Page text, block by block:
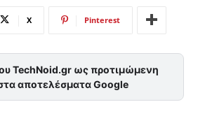
X Pinterest
TechNoid.gr ως προτιμώμενη
αποτελέσματα Google